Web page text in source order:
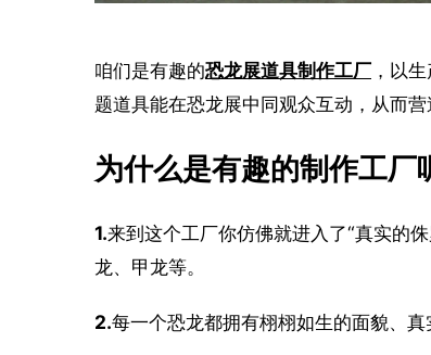
咱们是有趣的恐龙展道具制作工厂 ，以
题道具能在恐龙展中同观众互动，从而营
为什么是有趣的制作工厂
1.来到这个工厂你仿佛就进入了“真实的
龙、甲龙等。
2.每一个恐龙都拥有栩栩如生的面貌、真